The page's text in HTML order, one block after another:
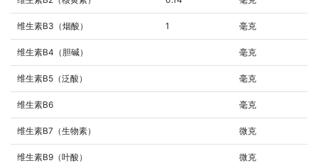
维生素B3（烟酸） 1 毫克
维生素B4（胆碱） 毫克
维生素B5（泛酸） 毫克
维生素B6 毫克
维生素B7（生物素） 微克
维生素B9（叶酸） 微克